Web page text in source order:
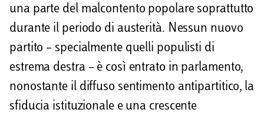
una parte del malcontento popolare soprattutto
durante il periodo di austerità. Nessun nuovo
partito – specialmente quelli populisti di
estrema destra – è così entrato in parlamento,
nonostante il diffuso sentimento antipartitico, la
sfiducia istituzionale e una crescente